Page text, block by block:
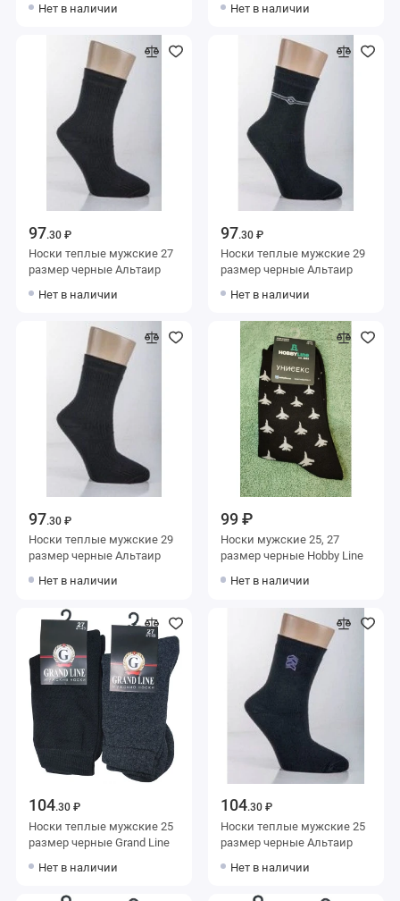
Нет в наличии
Нет в наличии
97.30 ₽
Носки теплые мужские 27
размер черные Альтаир
Нет в наличии
97.30 ₽
Носки теплые мужские 29
размер черные Альтаир
Нет в наличии
97.30 ₽
Носки теплые мужские 29
размер черные Альтаир
Нет в наличии
99 ₽
Носки мужские 25, 27
размер черные Hobby Line
Нет в наличии
104.30 ₽
Носки теплые мужские 25
размер черные Grand Line
Нет в наличии
104.30 ₽
Носки теплые мужские 25
размер черные Альтаир
Нет в наличии